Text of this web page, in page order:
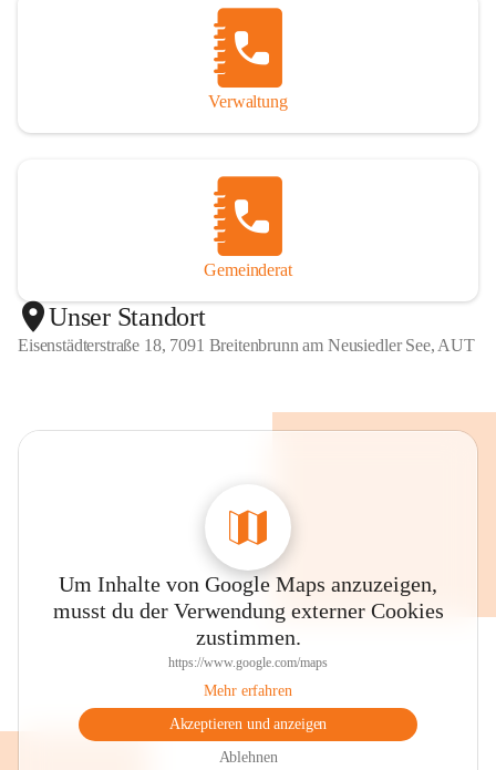
Verwaltung
Gemeinderat
Unser Standort
Eisenstädterstraße 18, 7091 Breitenbrunn am Neusiedler See, AUT
Um Inhalte von Google Maps anzuzeigen,
musst du der Verwendung externer Cookies
zustimmen.
https://www.google.com/maps
Mehr erfahren
Akzeptieren und anzeigen
Ablehnen